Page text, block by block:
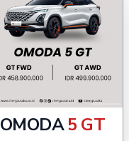
OMODA5 GT